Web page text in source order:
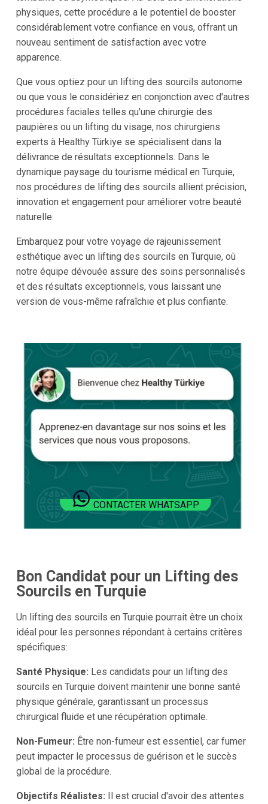
physiques, cette procédure a le potentiel de booster
considérablement votre confiance en vous, offrant un
nouveau sentiment de satisfaction avec votre
apparence.
Que vous optiez pour un lifting des sourcils autonome
ou que vous le considériez en conjonction avec d'autres
procédures faciales telles qu'une chirurgie des
paupières ou un lifting du visage, nos chirurgiens
experts à Healthy Türkiye se spécialisent dans la
délivrance de résultats exceptionnels. Dans le
dynamique paysage du tourisme médical en Turquie,
nos procédures de lifting des sourcils allient précision,
innovation et engagement pour améliorer votre beauté
naturelle.
Embarquez pour votre voyage de rajeunissement
esthétique avec un lifting des sourcils en Turquie, où
notre équipe dévouée assure des soins personnalisés
et des résultats exceptionnels, vous laissant une
version de vous-même rafraîchie et plus confiante.
CONTACTER WHATSAPP
Bon Candidat pour un Lifting des
Sourcils en Turquie
Un lifting des sourcils en Turquie pourrait être un choix
idéal pour les personnes répondant à certains critères
spécifiques:
Santé Physique: Les candidats pour un lifting des
sourcils en Turquie doivent maintenir une bonne santé
physique générale, garantissant un processus
chirurgical fluide et une récupération optimale.
Non-Fumeur: Être non-fumeur est essentiel, car fumer
peut impacter le processus de guérison et le succès
global de la procédure.
Objectifs Réalistes: Il est crucial d'avoir des attentes